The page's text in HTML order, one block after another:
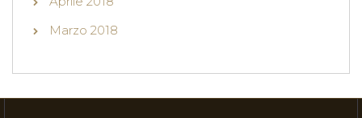
Marzo 2018